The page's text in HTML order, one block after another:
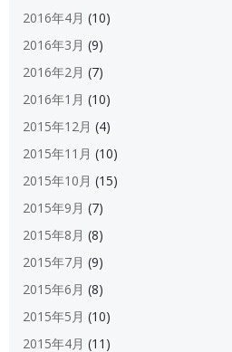
2016年4月 (10)
2016年3月 (9)
2016年2月 (7)
2016年1月 (10)
2015年12月 (4)
2015年11月 (10)
2015年10月 (15)
2015年9月 (7)
2015年8月 (8)
2015年7月 (9)
2015年6月 (8)
2015年5月 (10)
2015年4月 (11)